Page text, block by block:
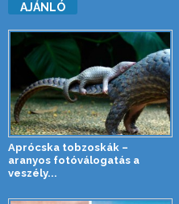
AJÁNLÓ
Aprócska tobzoskák –
aranyos fotóválogatás a
veszély...